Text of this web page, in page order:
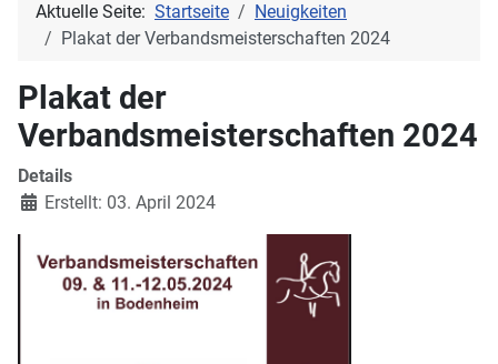
Aktuelle Seite: Startseite
Neuigkeiten
Plakat der Verbandsmeisterschaften 2024
Plakat der
Verbandsmeisterschaften 2024
Details
Erstellt: 03. April 2024